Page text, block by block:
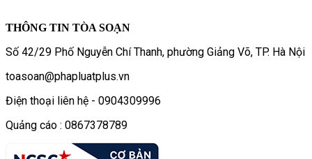
THÔNG TIN TÒA SOẠN
Số 42/29 Phố Nguyễn Chí Thanh, phường Giảng Võ, TP. Hà Nội
toasoan@phapluatplus.vn
Điện thoại liên hệ - 0904309996
Quảng cáo : 0867378789